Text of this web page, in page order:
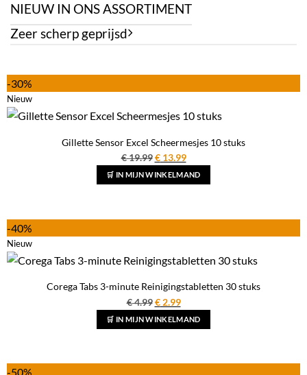
NIEUW IN ONS ASSORTIMENT
Zeer scherp geprijsd
-30%
Nieuw
Gillette Sensor Excel Scheermesjes 10 stuks
€19.99 Oorspronkelijke
prijs
was:
€13.99Huidige
prijs
is:
🛒 IN MIJN WINKELMAND
-40%
Nieuw
Corega Tabs 3-minute Reinigingstabletten 30 stuks
€4.99 Oorspronkelijke
prijs
was:
€2.99Huidige
prijs
is:
🛒 IN MIJN WINKELMAND
-50%